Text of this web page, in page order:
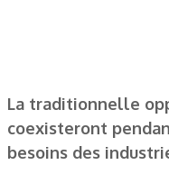
La traditionnelle
coexisteront
besoins des